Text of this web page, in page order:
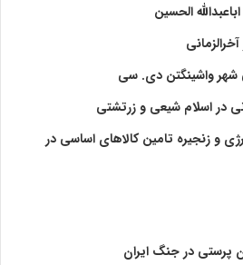
الحسین
واشينگتن دی. سی
در اسلام شیعی و زرتشتی
و زنجیره تامین کالاهای اساسی در
در جنگ ایران